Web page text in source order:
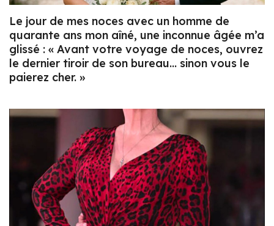
Le jour de mes noces avec un homme de
quarante ans mon aîné, une inconnue âgée m’a
glissé : « Avant votre voyage de noces, ouvrez
le dernier tiroir de son bureau… sinon vous le
paierez cher. »